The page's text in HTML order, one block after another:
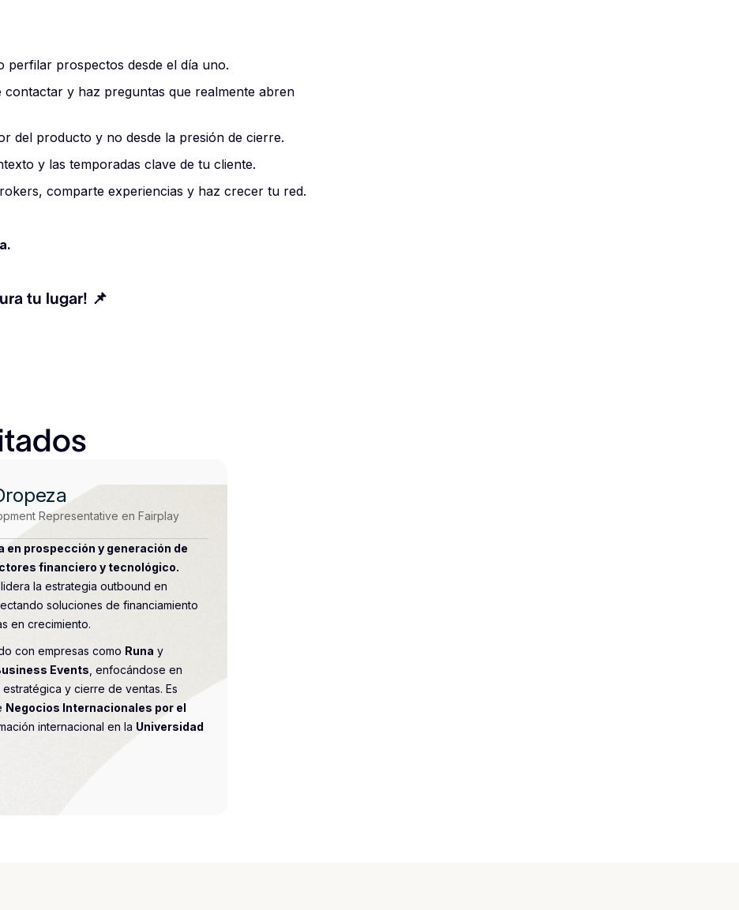
perfilar prospectos desde el día uno.
contactar y haz preguntas que realmente abren
del producto y no desde la presión de cierre.
y las temporadas clave de tu cliente.
comparte experiencias y haz crecer tu red.
tu lugar! 📌
Representative en Fairplay
en prospección y generación de
financiero y tecnológico.
la estrategia outbound en
soluciones de financiamiento
en crecimiento.
con empresas como Runa y
Events , enfocándose en
y cierre de ventas. Es
Negocios Internacionales por el
internacional en la Universidad